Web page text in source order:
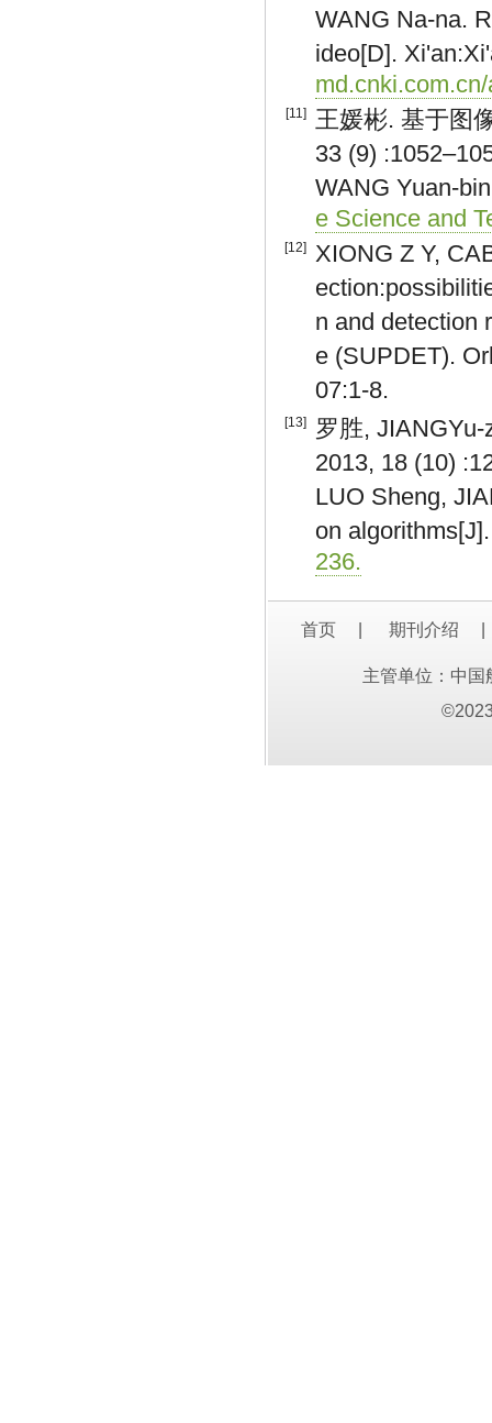
WANG Na-na.
ideo[D].
[11]
王媛彬. 基于图
33 (9)
WANG Yuan-
e Science and
[12]
XIONG Z Y,
n and detection
e (SUPDET).
07:1-8.
[13]
罗胜,
2013, 18 (10)
LUO Sheng,
on
236.